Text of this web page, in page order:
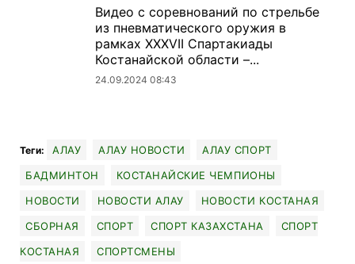
Видео с соревнований по стрельбе
из пневматического оружия в
рамках XXXVII Спартакиады
Костанайской области –...
24.09.2024 08:43
Теги: АЛАУ АЛАУ НОВОСТИ
АЛАУ СПОРТ
БАДМИНТОН
КОСТАНАЙСКИЕ ЧЕМПИОНЫ
НОВОСТИ
НОВОСТИ АЛАУ
НОВОСТИ КОСТАНАЯ
СБОРНАЯ
СПОРТ СПОРТ КАЗАХСТАНА
СПОРТ
КОСТАНАЯ
СПОРТСМЕНЫ